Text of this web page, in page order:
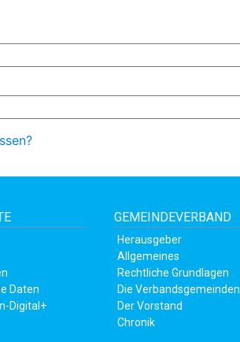
Daten
Digital+
GEMEINDEVERBAND
Herausgeber
Allgemeines
Rechtliche Grundlagen
Die Verbandsgemeinden
Der Vorstand
Chronik